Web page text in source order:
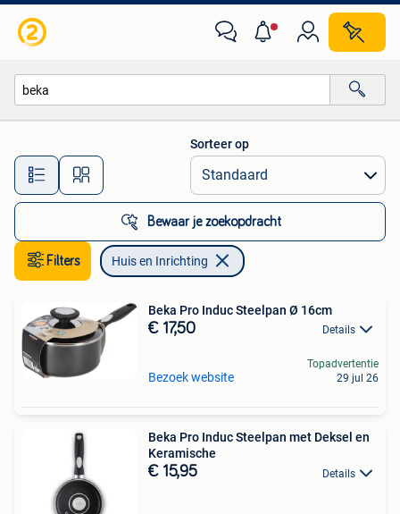
Alle afstanden…
Sorteer op
Bewaar je zoekopdracht
Filters Huis en Inrichting
Beka Pro Induc Steelpan Ø 16cm
€ 17,50 Details
Bezoek website
Topadvertentie
29 jul 26
Beka Pro Induc Steelpan met Deksel en
Keramische
€ 15,95 Details